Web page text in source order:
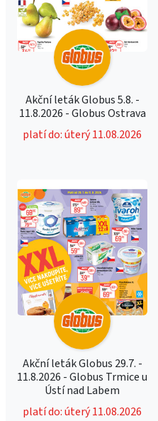
Akční leták Globus 5.8. -
11.8.2026 - Globus Ostrava
platí do: úterý 11.08.2026
Akční leták Globus 29.7. -
11.8.2026 - Globus Trmice u
Ústí nad Labem
platí do: úterý 11.08.2026